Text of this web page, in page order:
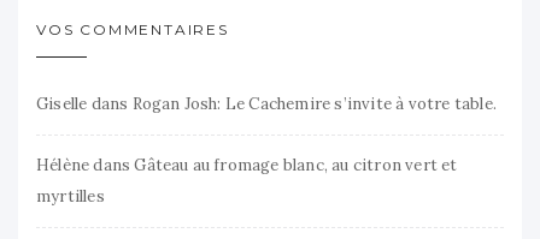
VOS COMMENTAIRES
Giselle dans Rogan Josh: Le Cachemire s’invite à votre table.
HélènedansGâteau au fromage blanc, au citron vert et
myrtilles